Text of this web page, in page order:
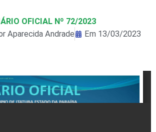
OFICIAL Nº 72/2023
Aparecida Andrade Em 13/03/2023